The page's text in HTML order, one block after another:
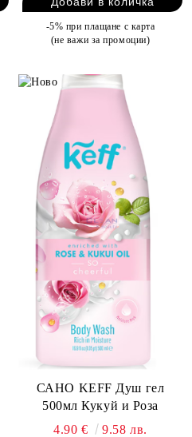
-5% при плащане с карта
(не важи за промоции)
САНО KEFF Душ гел
500мл Кукуй и Роза
4.90 €
9.58 лв.